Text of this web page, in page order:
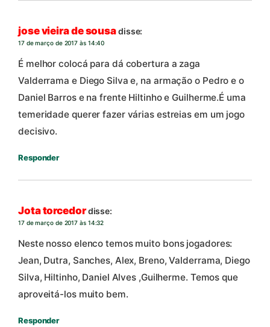
jose vieira de sousadisse:
17 de março de 2017 às 14:40
É melhor colocá para dá cobertura a zaga
Valderrama e Diego Silva e, na armação o Pedro e o
Daniel Barros e na frente Hiltinho e Guilherme.É uma
temeridade querer fazer várias estreias em um jogo
decisivo.
Responder
Jota torcedordisse:
17 de março de 2017 às 14:32
Neste nosso elenco temos muito bons jogadores:
Jean, Dutra, Sanches, Alex, Breno, Valderrama, Diego
Silva, Hiltinho, Daniel Alves ,Guilherme. Temos que
aproveitá-los muito bem.
Responder